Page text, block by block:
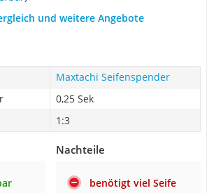
und weitere Angebote
Maxtachi Seifenspender
0,25 Sek
1:3
Nachteile
benötigt viel Seife